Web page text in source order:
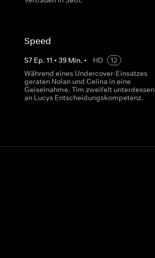
Speed
S7 Ep. 11 • 39Min. • HD
12
Während eines Undercover-Einsatzes
geraten Nolan und Celina in eine
Geiselnahme. Tim zweifelt unterdessen
an Lucys Entscheidungskompetenz.